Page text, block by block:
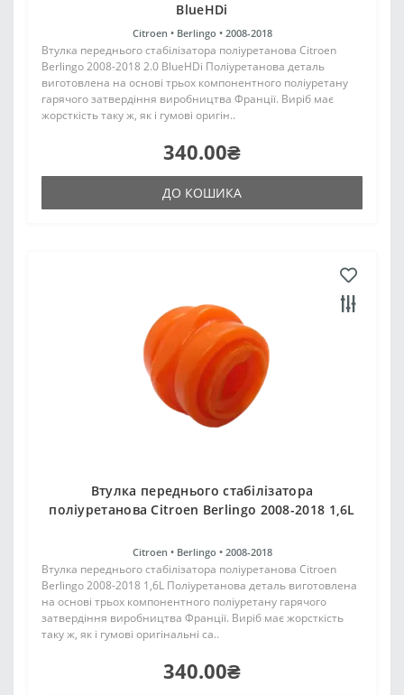
BlueHDi
Citroen • Berlingo • 2008-2018
Втулка переднього стабілізатора поліуретанова Citroen
Berlingo 2008-2018 2.0 BlueHDi Поліуретанова деталь
виготовлена на основі трьох компонентного поліуретану
гарячого затвердіння виробництва Франції. Виріб має
жорсткість таку ж, як і гумові оригін..
340.00₴
ДО КОШИКА
Втулка переднього стабілізатора
поліуретанова Citroen Berlingo 2008-2018 1,6L
Citroen • Berlingo • 2008-2018
Втулка переднього стабілізатора поліуретанова Citroen
Berlingo 2008-2018 1,6L Поліуретанова деталь виготовлена
на основі трьох компонентного поліуретану гарячого
затвердіння виробництва Франції. Виріб має жорсткість
таку ж, як і гумові оригінальні са..
340.00₴